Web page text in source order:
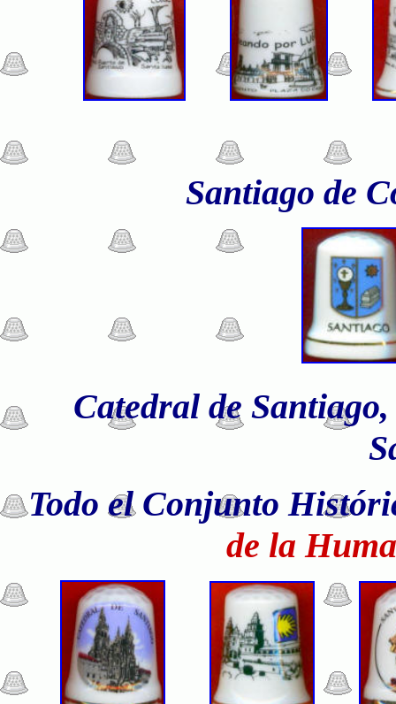
Santiago de
Catedral de
Todo el Conjunto
de la